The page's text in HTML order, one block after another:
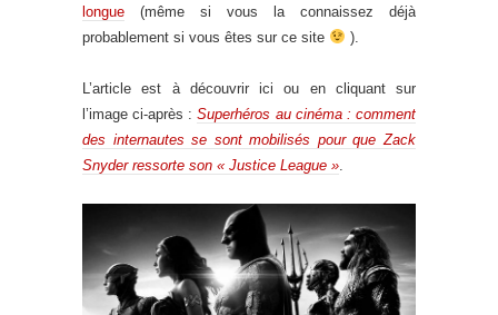
longue (même si vous la connaissez déjà
probablement si vous êtes sur ce site
).
L’article est à découvrir ici ou en cliquant sur
l’image ci-après :Superhéros au cinéma : comment
des internautes se sont mobilisés pour que Zack
Snyder ressorte son « Justice League »